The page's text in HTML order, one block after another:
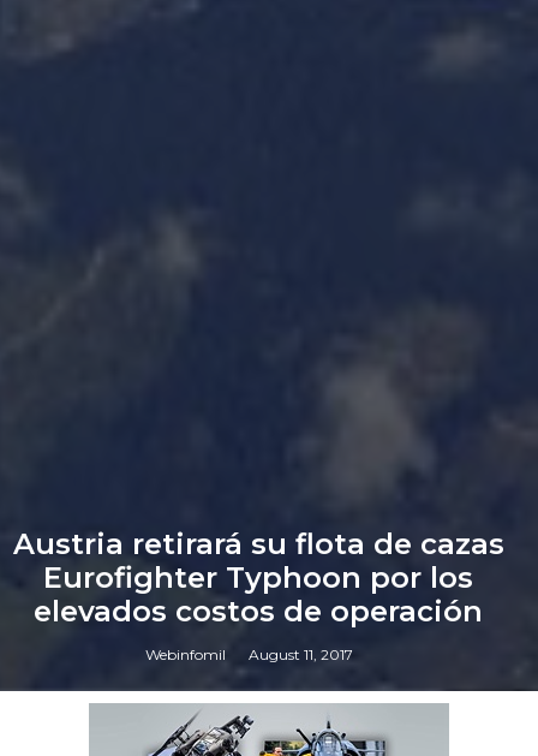
Austria retirará su flota de cazas
Eurofighter Typhoon por los
elevados costos de operación
Webinfomil August 11, 2017